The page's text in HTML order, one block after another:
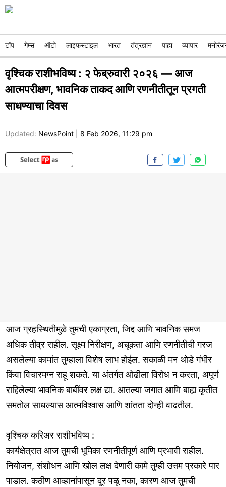
टॉप गेम्स ऑटो लाइफस्टाइल भारत तंत्रज्ञान पाहा व्यापार
वृश्चिक राशीभविष्य : २ फेब्रुवारी २०२६ — आज
आत्मपरीक्षण, भावनिक ताकद आणि रणनीतीतून प्रगती
साधण्याचा दिवस
Updated: NewsPoint 8 Feb 2026, 11:29 pm
आज ग्रहस्थितीमुळे तुमची एकाग्रता, जिद्द आणि भावनिक समज
अधिक तीव्र राहील. सूक्ष्म निरीक्षण, अचूकता आणि रणनीतीची गरज
असलेल्या कामांत तुम्हाला विशेष लाभ होईल. सकाळी मन थोडे गंभीर
किंवा विचारमग्न राहू शकते. या अंतर्गत ओढीला विरोध न करता, अपूर्ण
राहिलेल्या भावनिक बाबींवर लक्ष द्या. आतल्या जगात आणि बाह्य कृतीत
समतोल साधल्यास आत्मविश्वास आणि शांतता दोन्ही वाढतील.
वृश्चिक करिअर राशीभविष्य :
कार्यक्षेत्रात आज तुमची भूमिका रणनीतीपूर्ण आणि प्रभावी राहील.
नियोजन, संशोधन आणि खोल लक्ष देणारी कामे तुम्ही उत्तम प्रकारे पार
पाडाल. कठीण आव्हानांपासून दूर पळू नका, कारण आज तुमची